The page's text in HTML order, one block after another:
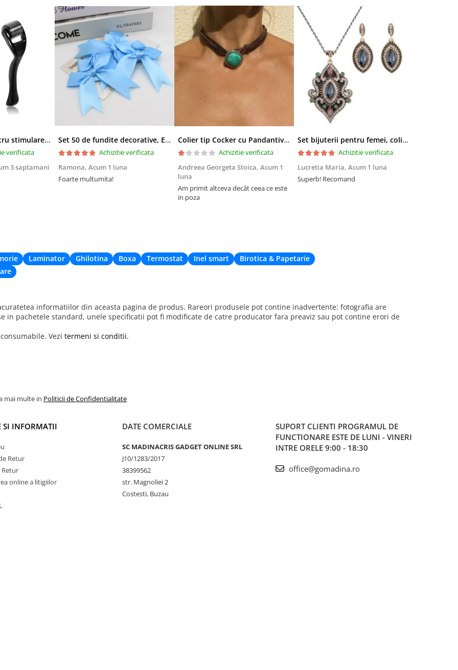
mărime universală care se
după accidentări sau
Derma-roller pentru stimularea cresterii parului, scalp si barba, Beard Roller
verificata
3 saptamani
Set 50 de fundite decorative, EVNC, Blue Satin , potrivite pentru masini, scaune sau pahare, albastru
Achizitie verificata
Ramona, Acum 1 luna
Foarte multumita!
Colier tip Cocker cu Pandantiv Boho EVNC - Turquoise Pendant, Mărime Reglabilă
Achizitie verificata
Andreea Georgeta Stoica, Acum 1
luna
Am primit altceva decât ceea ce este
in poza
Set bijuterii pentru femei, colier cu pandantiv si cercei, CRM, 51 cm, multicolor
Achizitie verificata
Lucretia Maria, Acum 1 luna
Superb! Recomand
Laminator Ghilotina Boxa Termostat Inel smart
Birotica & Papetarie
informatiilor din aceasta pagina de produs. Rareori produsele pot contine inadvertente: fotografia are
in pachetele standard, unele specificatii pot fi modificate de catre producator fara preaviz sau pot contine erori de
Vezi termeni si conditii.
mai multe in Politicii de Confidentialitate
SI INFORMATII
Retur
Retur
online a litigiilor
DATE COMERCIALE
SC MADINACRIS GADGET ONLINE SRL
J10/1283/2017
38399562
str. Magnoliei 2
Costesti, Buzau
SUPORT CLIENTI PROGRAMUL DE
FUNCTIONARE ESTE DE LUNI - VINERI
INTRE ORELE 9:00 - 18:30
office@gomadina.ro